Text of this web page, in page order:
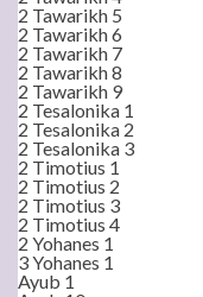
2 Tawarikh 5
2 Tawarikh 6
2 Tawarikh 7
2 Tawarikh 8
2 Tawarikh 9
2 Tesalonika 1
2 Tesalonika 2
2 Tesalonika 3
2 Timotius 1
2 Timotius 2
2 Timotius 3
2 Timotius 4
2 Yohanes 1
3 Yohanes 1
Ayub 1